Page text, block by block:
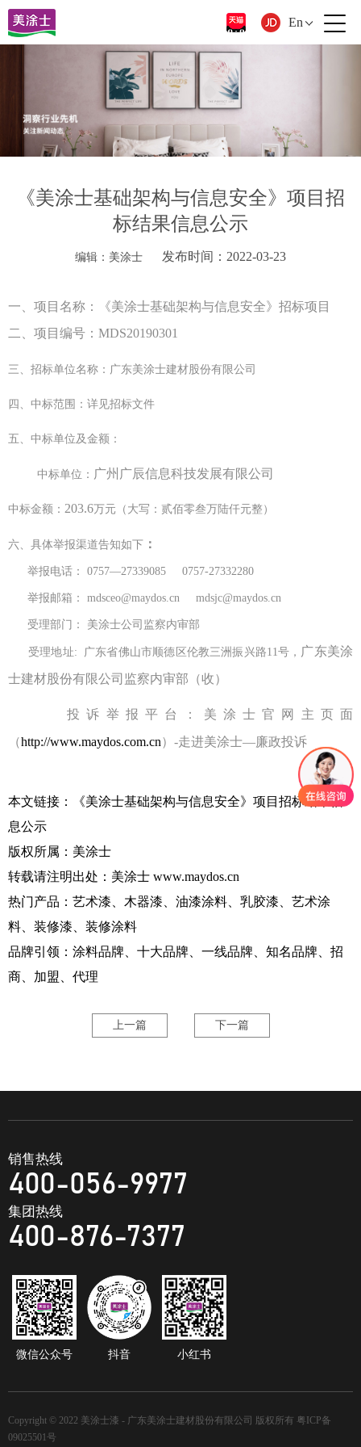
En
《美涂士基础架构与信息安全》项目招
标结果信息公示
编辑：美涂士 发布时间：2022-03-23
一、 项目名称：《美涂士基础架构与信息安全》招标项目
二、项目编号： MDS20190301
三、招标单位名称：广东美涂士建材股份有限公司
四、中标范围：详见招标文件
五、中标单位及金额：
中标单位： 广州广辰信息科技发展有限公司
中标金额： 203.6万元（大写：贰佰零叁万陆仟元整）
六、具体举报渠道告知如下 ：
举报电话： 0757—27339085 0757-27332280
举报邮箱： mdsceo@maydos.cn mdsjc@maydos.cn
受理部门： 美涂士公司监察内审部
受理地址: 广东省佛山市顺德区伦教三洲振兴路11号， 广东美涂
士建材股份有限公司监察内审部（收）
投诉举报平台：美涂士官网主页面
（http://www.maydos.com.cn） -走进美涂士—廉政投诉
本文链接：
《美涂士基础架构与信息安全》项目招标结果信
息公示
版权所属： 美涂士
转载请注明出处： 美涂士 www.maydos.cn
热门产品：艺术漆、木器漆、油漆涂料、乳胶漆、艺术涂
料、装修漆、装修涂料
品牌引领：涂料品牌、十大品牌、一线品牌、知名品牌、招
商、加盟、代理
上一篇 下一篇
销售热线
400-056-9977
集团热线
400-876-7377
微信公众号 抖音 小红书
Copyright © 2022 美涂士漆 - 广东美涂士建材股份有限公司 版权所有 粤ICP备
09025501号